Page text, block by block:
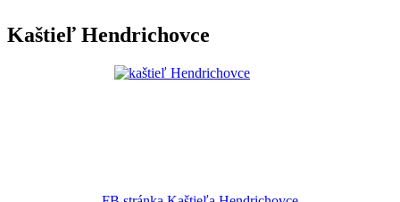
Kaštieľ Hendrichovce